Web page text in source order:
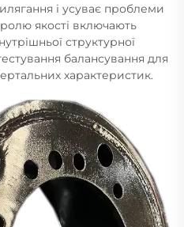
і усуває проблеми
якості включають
структурної
балансування для
характеристик.